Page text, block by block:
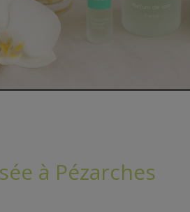
à Pézarches